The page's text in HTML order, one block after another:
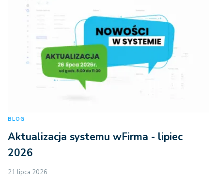
BLOG
Aktualizacja systemu wFirma - lipiec
2026
21 lipca 2026